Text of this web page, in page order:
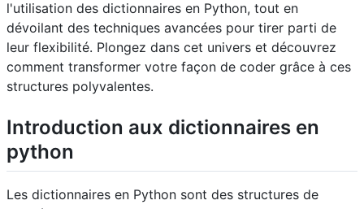
l'utilisation des dictionnaires en Python, tout en
dévoilant des techniques avancées pour tirer parti de
leur flexibilité. Plongez dans cet univers et découvrez
comment transformer votre façon de coder grâce à ces
structures polyvalentes.
Introduction aux dictionnaires en
python
Les dictionnaires en Python sont des structures de